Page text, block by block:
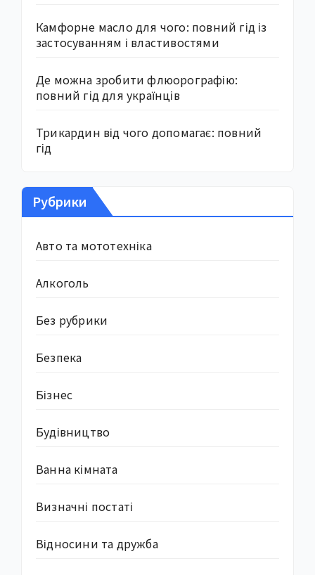
Камфорне масло для чого: повний гід із
застосуванням і властивостями
Де можна зробити флюорографію:
повний гід для українців
Трикардин від чого допомагає: повний
гід
Рубрики
Авто та мототехніка
Алкоголь
Без рубрики
Безпека
Бізнес
Будівництво
Ванна кімната
Визначні постаті
Відносини та дружба